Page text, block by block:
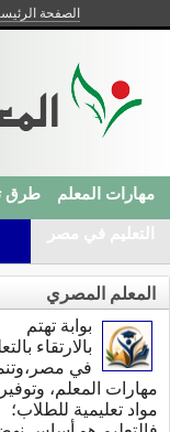
الصفحة
مهارات المعلم طرق
التعليم في مصر
المعلم المصري
بوابة تهتم
بالارتقاء
في
مهارات المعلم، وتوفير
مواد تعليمية للطلاب؛